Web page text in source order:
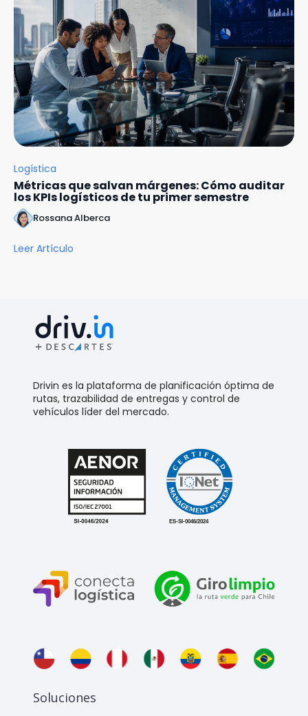
Logística
Métricas que salvan márgenes: Cómo auditar
los KPIs logísticos de tu primer semestre
Rossana Alberca
Leer Artículo
Drivin es la plataforma de planificación óptima de
rutas, trazabilidad de entregas y control de
vehículos líder del mercado.
Soluciones